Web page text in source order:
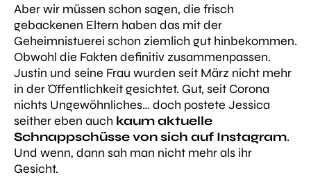
Aber wir müssen schon sagen, die frisch
gebackenen Eltern haben das mit der
Geheimnistuerei schon ziemlich gut hinbekommen.
Obwohl die Fakten definitiv zusammenpassen.
Justin und seine Frau wurden seit März nicht mehr
in der Öffentlichkeit gesichtet. Gut, seit Corona
nichts Ungewöhnliches… doch postete Jessica
seither eben auch kaum aktuelle
Schnappschüsse von sich auf Instagram.
Und wenn, dann sah man nicht mehr als ihr
Gesicht.